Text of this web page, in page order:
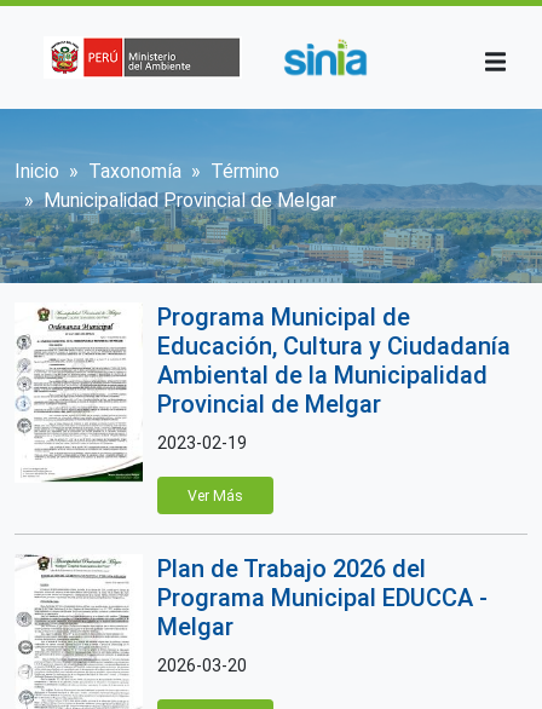
Sobrescribir enlaces de ayuda a la
Inicio Taxonomía
Término
Municipalidad Provincial de Melgar
Programa Municipal de
Educación, Cultura y Ciudadanía
Ambiental de la Municipalidad
Provincial de Melgar
2023-02-19
Ver Más
Plan de Trabajo 2026 del
Programa Municipal EDUCCA -
Melgar
2026-03-20